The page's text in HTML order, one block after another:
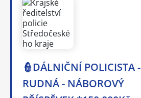
👮DÁLNIČNÍ POLICISTA -
RUDNÁ - NÁBOROVÝ